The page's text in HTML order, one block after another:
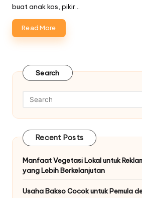
buat anak kos, pikir…
Read More
Search
Recent Posts
Manfaat Vegetasi Lokal untuk
yang Lebih Berkelanjutan
Usaha Bakso Cocok untuk Pemula